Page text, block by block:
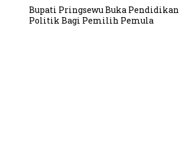
Bupati Pringsewu Buka Pendidikan
Politik Bagi Pemilih Pemula